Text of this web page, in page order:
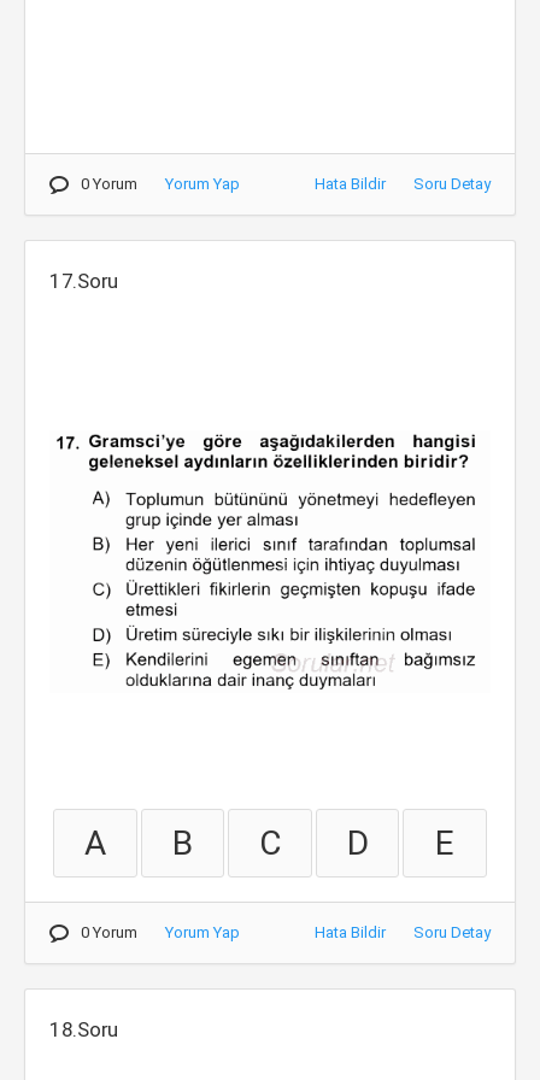
0 Yorum Yorum Yap Hata Bildir Soru Detay
17.Soru
A B C D E
0 Yorum Yorum Yap Hata Bildir Soru Detay
18.Soru